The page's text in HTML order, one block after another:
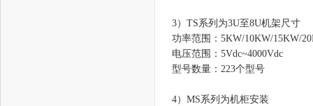
3）TS系列为3U至8U机架尺寸
功率范围：5KW/10KW/15KW/
电压范围：5Vdc~4000Vdc
型号数量：223个型号
4）MS系列为机柜安装